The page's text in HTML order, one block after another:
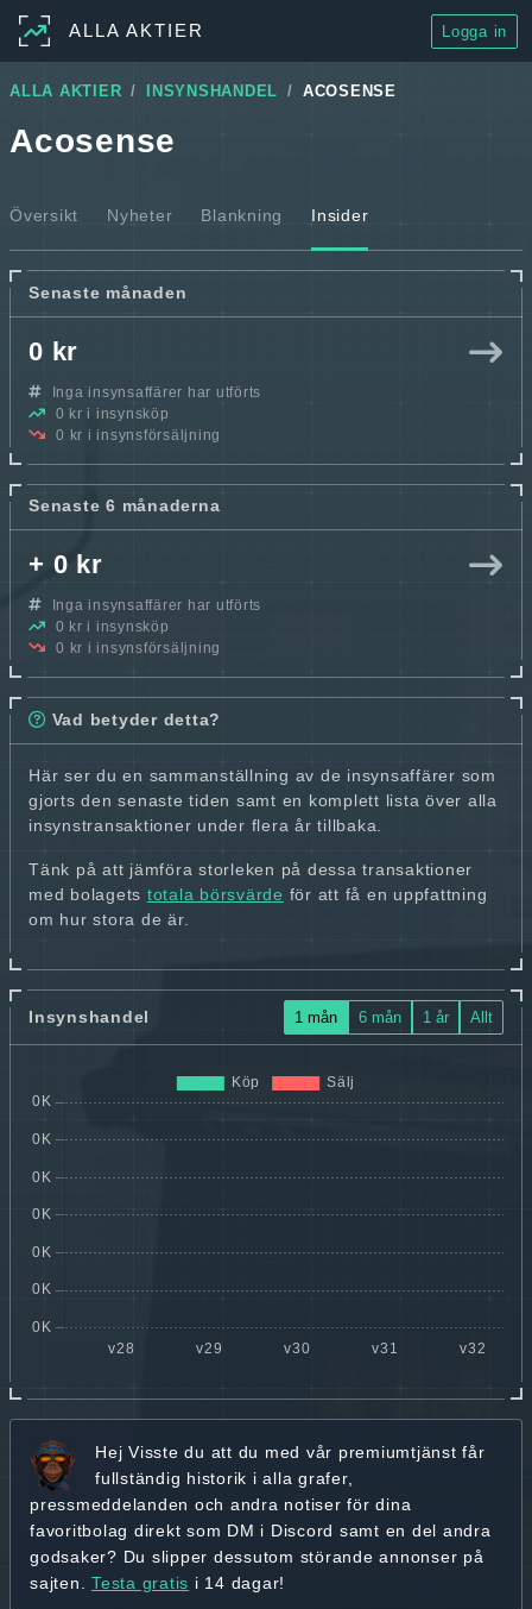
ALLA AKTIER Logga in
ALLA AKTIER INSYNSHANDEL ACOSENSE
Acosense
Översikt Nyheter Blankning Insider
Senaste månaden
0 kr
Inga insynsaffärer har utförts
0 kr i insynsköp
0 kr i insynsförsäljning
Senaste 6 månaderna
+ 0 kr
Inga insynsaffärer har utförts
0 kr i insynsköp
0 kr i insynsförsäljning
Vad betyder detta?
Här ser du en sammanställning av de insynsaffärer som
gjorts den senaste tiden samt en komplett lista över alla
insynstransaktioner under flera år tillbaka.
Tänk på att jämföra storleken på dessa transaktioner
med bolagets totala börsvärde för att få en uppfattning
om hur stora de är.
Insynshandel 1 mån 6 mån 1 år Allt
Hej Visste du att du med vår premiumtjänst får
fullständig historik i alla grafer,
pressmeddelanden och andra notiser för dina
favoritbolag direkt som DM i Discord samt en del andra
godsaker? Du slipper dessutom störande annonser på
sajten. Testa gratis i 14 dagar!